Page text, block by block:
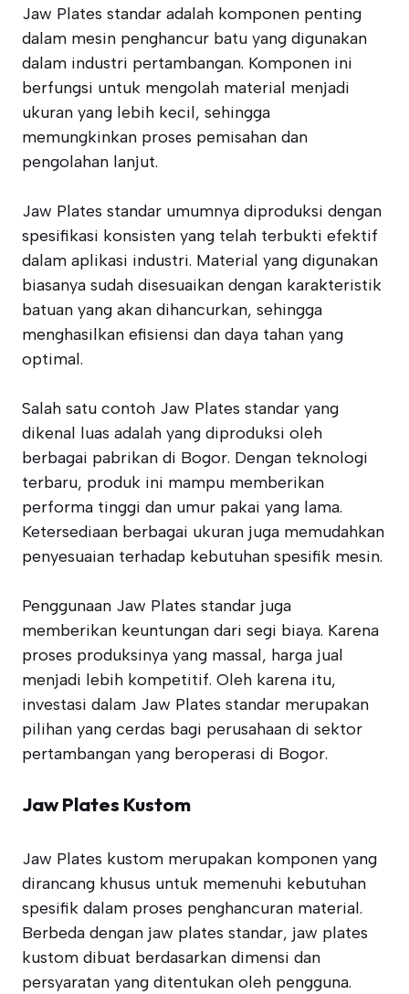
Jaw Plates standar adalah komponen penting
dalam mesin penghancur batu yang digunakan
dalam industri pertambangan. Komponen ini
berfungsi untuk mengolah material menjadi
ukuran yang lebih kecil, sehingga
memungkinkan proses pemisahan dan
pengolahan lanjut.
Jaw Plates standar umumnya diproduksi dengan
spesifikasi konsisten yang telah terbukti efektif
dalam aplikasi industri. Material yang digunakan
biasanya sudah disesuaikan dengan karakteristik
batuan yang akan dihancurkan, sehingga
menghasilkan efisiensi dan daya tahan yang
optimal.
Salah satu contoh Jaw Plates standar yang
dikenal luas adalah yang diproduksi oleh
berbagai pabrikan di Bogor. Dengan teknologi
terbaru, produk ini mampu memberikan
performa tinggi dan umur pakai yang lama.
Ketersediaan berbagai ukuran juga memudahkan
penyesuaian terhadap kebutuhan spesifik mesin.
Penggunaan Jaw Plates standar juga
memberikan keuntungan dari segi biaya. Karena
proses produksinya yang massal, harga jual
menjadi lebih kompetitif. Oleh karena itu,
investasi dalam Jaw Plates standar merupakan
pilihan yang cerdas bagi perusahaan di sektor
pertambangan yang beroperasi di Bogor.
Jaw Plates Kustom
Jaw Plates kustom merupakan komponen yang
dirancang khusus untuk memenuhi kebutuhan
spesifik dalam proses penghancuran material.
Berbeda dengan jaw plates standar, jaw plates
kustom dibuat berdasarkan dimensi dan
persyaratan yang ditentukan oleh pengguna.